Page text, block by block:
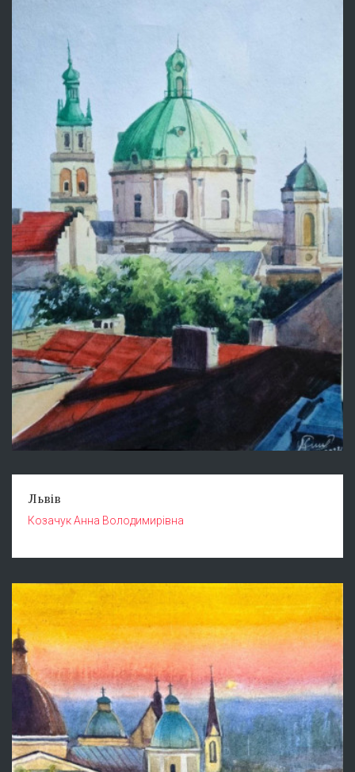
Львів
Козачук Анна Володимирівна